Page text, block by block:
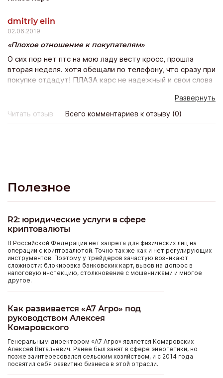
кредитования на 5 лет со страховкой дсаго на авто (это
днем поехала и забрала желанный автомобиль.
dmitriy elin
02.06.2019
Плохое отношение к покупателям
О сих пор нет птс на мою ладу весту кросс, прошла
вторая неделя. хотя обещали по телефону, что сразу при
покупке отдадут! ПЛАЗА карс не надежный и свои слова
отношение персоанала к покупателям, как будто
одолжение мне делали. Покупка состоялась, но остался
Развернуть
Читать отзыв
Всего комментариев к отзыву (0)
Полезное
R2: юридические услуги в сфере
криптовалюты
В Российской Федерации нет запрета для физических лиц на
операции с криптовалютой. Точно так же как и нет регулирующих
инструментов. Поэтому у трейдеров зачастую возникают
сложности: блокировка банковских карт, вызов на допрос в
налоговую инспекцию, столкновение с мошенниками и многое
другое.
Как развивается «А7 Агро» под
руководством Алексея
Комаровского
Генеральным директором «А7 Агро» является Комаровских
Алексей Витальевич. Ранее был занят в сфере энергетики, но
позже заинтересовался сельским хозяйством, и с 2014 года
посвятил себя развитию бизнеса в этой отрасли.